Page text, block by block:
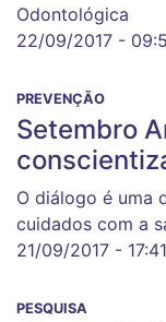
Odontológica
22/09/2017 -
PREVENÇÃO
Setembro
O diálogo é uma
cuidados com a
21/09/2017 - 17:41
PESQUISA